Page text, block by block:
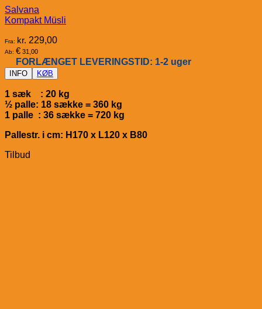
Salvana
Kompakt Müsli
Fra: kr. 229,00
Ab: € 31,00
FORLÆNGET LEVERINGSTID: 1-2 uger
INFO KØB
1 sæk : 20 kg
½ palle: 18 sække = 360 kg
1 palle : 36 sække = 720 kg
Pallestr. i cm: H170 x L120 x B80
Tilbud